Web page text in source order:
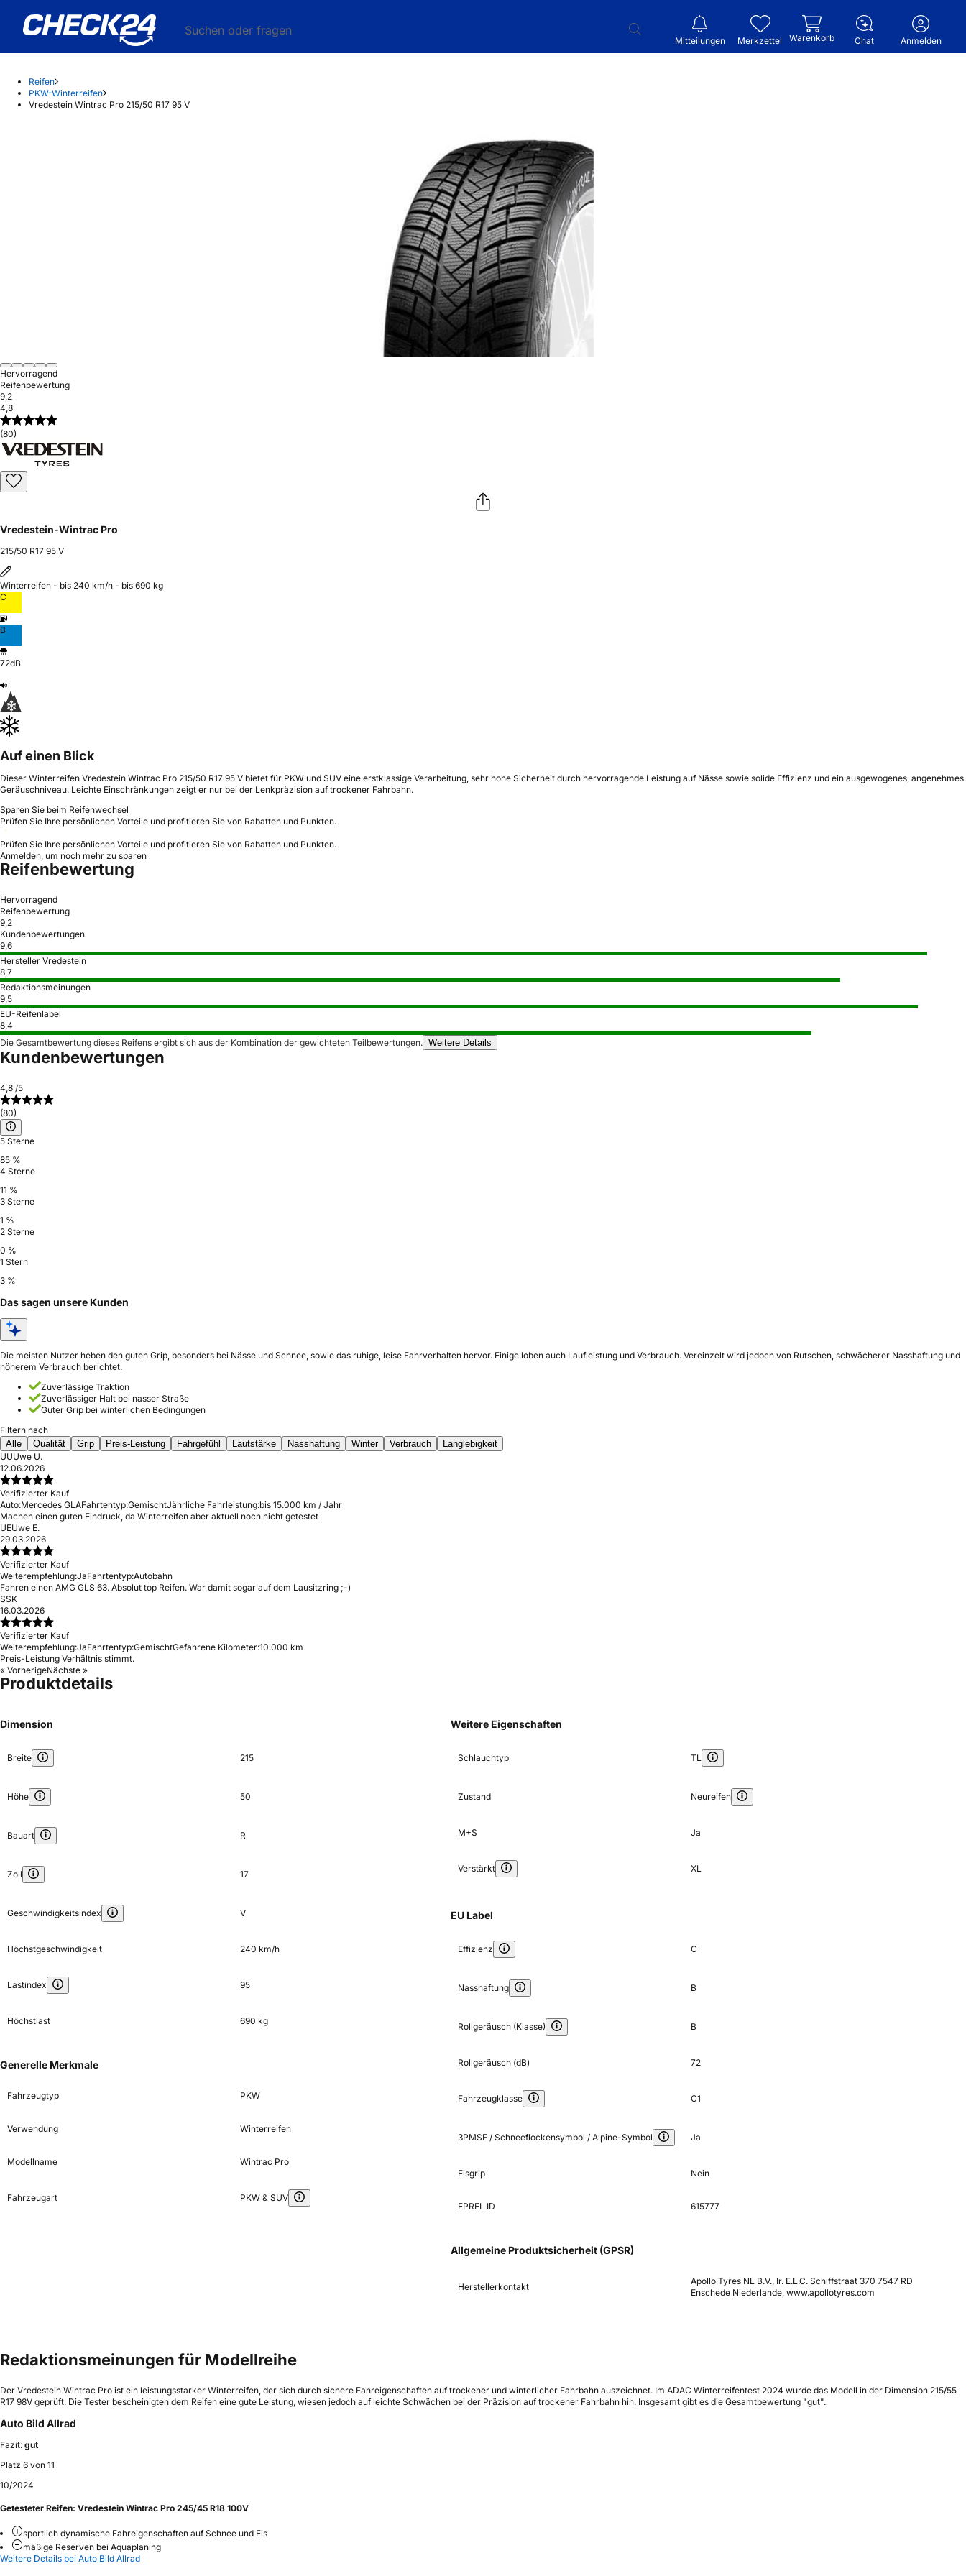
Suchen oder fragen
Mitteilungen Merkzettel Warenkorb Chat Anmelden
Reifen
PKW-Winterreifen
Vredestein Wintrac Pro 215/50 R17 95 V
Hervorragend
Reifenbewertung
9,2
4,8
(80)
Vredestein-Wintrac Pro
215/50 R17 95 V
Winterreifen - bis 240 km/h - bis 690 kg
C
B
72dB
Auf einen Blick
Dieser Winterreifen Vredestein Wintrac Pro 215/50 R17 95 V bietet für PKW und SUV eine erstklassige Verarbeitung, sehr hohe Sicherheit durch hervorragende Leistung auf Nässe sowie solide Effizienz und ein ausgewogenes, angenehmes
Geräuschniveau. Leichte Einschränkungen zeigt er nur bei der Lenkpräzision auf trockener Fahrbahn.
Sparen Sie beim Reifenwechsel
Prüfen Sie Ihre persönlichen Vorteile und profitieren Sie von Rabatten und Punkten.
Prüfen Sie Ihre persönlichen Vorteile und profitieren Sie von Rabatten und Punkten.
Anmelden, um noch mehr zu sparen
Reifenbewertung
Hervorragend
Reifenbewertung
9,2
Kundenbewertungen
9,6
Hersteller Vredestein
8,7
Redaktionsmeinungen
9,5
EU-Reifenlabel
8,4
Die Gesamtbewertung dieses Reifens ergibt sich aus der Kombination der gewichteten Teilbewertungen. Weitere Details
Kundenbewertungen
4,8 /5
(80)
5 Sterne
85 %
4 Sterne
11 %
3 Sterne
1 %
2 Sterne
0 %
1 Stern
3 %
Das sagen unsere Kunden
Die meisten Nutzer heben den guten Grip, besonders bei Nässe und Schnee, sowie das ruhige, leise Fahrverhalten hervor. Einige loben auch Laufleistung und Verbrauch. Vereinzelt wird jedoch von Rutschen, schwächerer Nasshaftung und
höherem Verbrauch berichtet.
Zuverlässige Traktion
Zuverlässiger Halt bei nasser Straße
Guter Grip bei winterlichen Bedingungen
Filtern nach
Alle
Qualität Grip Preis-Leistung Fahrgefühl Lautstärke Nasshaftung Winter Verbrauch
Langlebigkeit
UUUwe U.
12.06.2026
Verifizierter Kauf
Auto:Mercedes GLAFahrtentyp:GemischtJährliche Fahrleistung:bis 15.000 km / Jahr
Machen einen guten Eindruck, da Winterreifen aber aktuell noch nicht getestet
UEUwe E.
29.03.2026
Verifizierter Kauf
Weiterempfehlung:JaFahrtentyp:Autobahn
Fahren einen AMG GLS 63. Absolut top Reifen. War damit sogar auf dem Lausitzring ;-)
SSK
16.03.2026
Verifizierter Kauf
Weiterempfehlung:JaFahrtentyp:GemischtGefahrene Kilometer:10.000 km
Preis-Leistung Verhältnis stimmt.
« VorherigeNächste »
Produktdetails
Dimension
Breite 215
Höhe 50
Bauart R
Zoll 17
Geschwindigkeitsindex V
Höchstgeschwindigkeit 240 km/h
Lastindex 95
Höchstlast 690 kg
Generelle Merkmale
Fahrzeugtyp PKW
Verwendung Winterreifen
Modellname Wintrac Pro
Fahrzeugart PKW & SUV
Weitere Eigenschaften
Schlauchtyp TL
Zustand Neureifen
M+S Ja
Verstärkt XL
EU Label
Effizienz C
Nasshaftung B
Rollgeräusch (Klasse) B
Rollgeräusch (dB) 72
Fahrzeugklasse C1
3PMSF / Schneeflockensymbol / Alpine-Symbol Ja
Eisgrip Nein
EPREL ID 615777
Allgemeine Produktsicherheit (GPSR)
Herstellerkontakt
Apollo Tyres NL B.V., Ir. E.L.C. Schiffstraat 370 7547 RD
Enschede Niederlande, www.apollotyres.com
Redaktionsmeinungen für Modellreihe
Der Vredestein Wintrac Pro ist ein leistungsstarker Winterreifen, der sich durch sichere Fahreigenschaften auf trockener und winterlicher Fahrbahn auszeichnet. Im ADAC Winterreifentest 2024 wurde das Modell in der Dimension 215/55
R17 98V geprüft. Die Tester bescheinigten dem Reifen eine gute Leistung, wiesen jedoch auf leichte Schwächen bei der Präzision auf trockener Fahrbahn hin. Insgesamt gibt es die Gesamtbewertung "gut".
Auto Bild Allrad
Fazit: gut
Platz 6 von 11
10/2024
Getesteter Reifen: Vredestein Wintrac Pro 245/45 R18 100V
sportlich dynamische Fahreigenschaften auf Schnee und Eis
mäßige Reserven bei Aquaplaning
Weitere Details bei Auto Bild Allrad